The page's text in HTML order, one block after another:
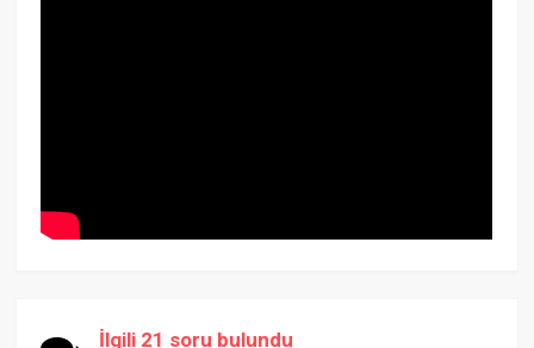
İlgili 21 soru bulundu